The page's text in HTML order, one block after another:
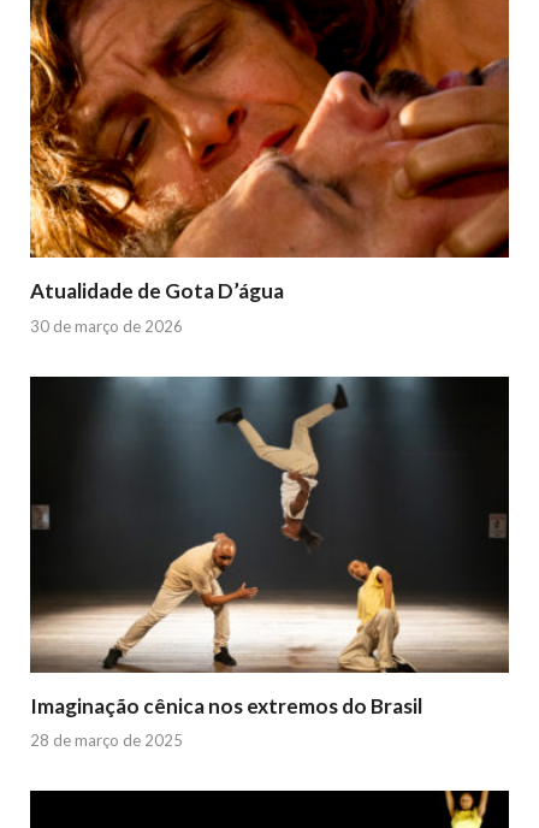
Atualidade de Gota D’água
30 de março de 2026
Imaginação cênica nos extremos do Brasil
28 de março de 2025